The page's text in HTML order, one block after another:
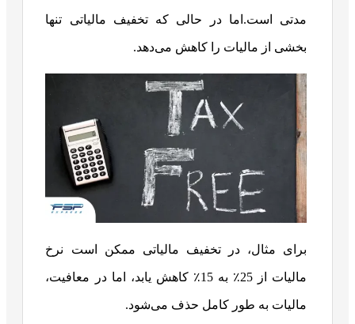
مدتی است.اما در حالی که تخفیف مالیاتی تنها
بخشی از مالیات را کاهش می‌دهد.
برای مثال، در تخفیف مالیاتی ممکن است نرخ
مالیات از 25٪ به 15٪ کاهش یابد، اما در معافیت،
مالیات به طور کامل حذف می‌شود.